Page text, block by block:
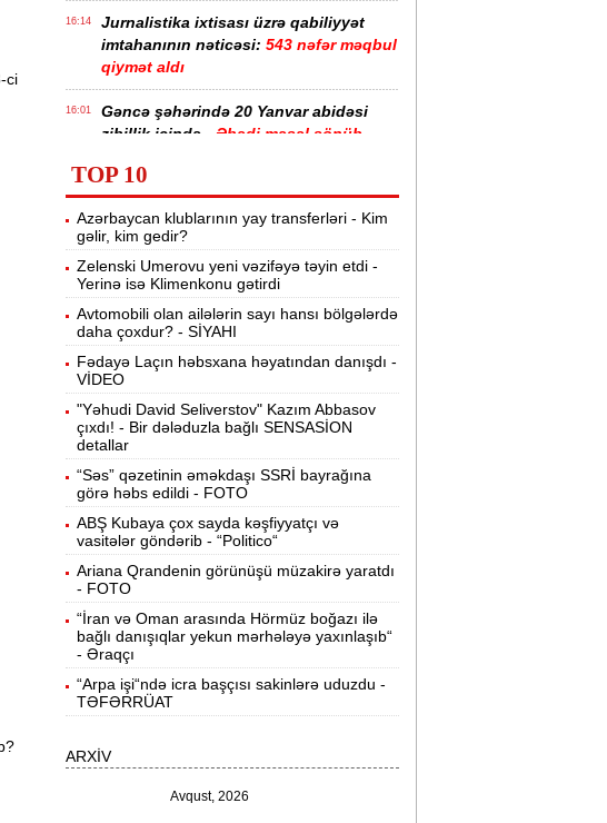
ci
16:14
Jurnalistika ixtisası üzrə qabiliyyət
imtahanının nəticəsi: 543 nəfər məqbul
qiymət aldı
16:01
Gəncə şəhərində 20 Yanvar abidəsi
zibillik içində - Əbədi məşəl sönüb
15:45
Pakistan, Səudiyyə Ərəbistanı və
Türkiyə saziş imzalayıb -Birgə müdafiə
haqqında
15:28
“Tarqovı”dakı yanğın məhdudlaşdırıldı
-VİDEOLAR
15:13
Velosipedlər Azərbaycana hansı
ölkələrdən və neçəyə gətirilib -
Pərvin Abıyeva son görünüşü diqqət
çəkdi -
14:43
Bakıda 70 min manatlıq naqil
oğurlayan şəxs tutuldu -VİDEO
14:26
Samir Şərifova yeni vəzifə verildi -
Prezident Sərəncam imzaladı
14:11 Tovuzda qadın qətlə yetirildi -Şübhəli
qardaşı oğludur
13:56 39 dərəcə isti olacaq -Sabaha olan
hava proqnozu
13:40
Prezident bu səfirlərin yerini dəyişdi -
TOP 10
Azərbaycan klublarının yay transferləri - Kim
gəlir, kim gedir?
Zelenski Umerovu yeni vəzifəyə təyin etdi -
Yerinə isə Klimenkonu gətirdi
Avtomobili olan ailələrin sayı hansı bölgələrdə
daha çoxdur? - SİYAHI
Fədayə Laçın həbsxana həyatından danışdı -
VİDEO
"Yəhudi David Seliverstov" Kazım Abbasov
çıxdı! - Bir dələduzla bağlı SENSASİON
detallar
“Səs” qəzetinin əməkdaşı SSRİ bayrağına
görə həbs edildi - FOTO
ABŞ Kubaya çox sayda kəşfiyyatçı və
vasitələr göndərib - “Politico“
Ariana Qrandenin görünüşü müzakirə yaratdı
- FOTO
“İran və Oman arasında Hörmüz boğazı ilə
bağlı danışıqlar yekun mərhələyə yaxınlaşıb“
- Əraqçı
“Arpa işi“ndə icra başçısı sakinlərə uduzdu -
TƏFƏRRÜAT
ARXİV
Avqust, 2026